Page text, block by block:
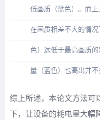
低画质（蓝色）。而上
在画质相差不大的情
色）远低于最高画质
量（蓝色）也高出并不
综上所述，本论文方法可
下，让设备的耗电量大幅